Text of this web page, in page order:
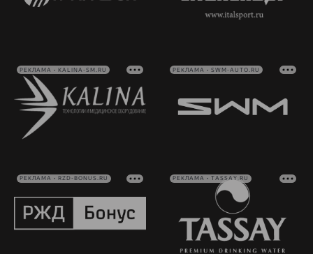
РЕКЛАМА • KALINA-SM.RU РЕКЛАМА • SWM-AUTO.RU
РЕКЛАМА • RZD-BONUS.RU РЕКЛАМА • TASSAY.RU